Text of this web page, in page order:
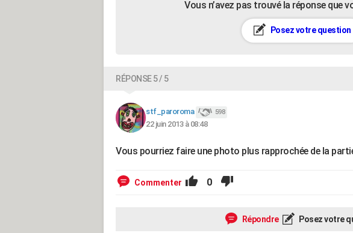
Vous n’avez pas trouvé la réponse que
Posez votre question
RÉPONSE 5 / 5
stf_paroroma 598
22 juin 2013 à 08:48
Vous pourriez faire une photo plus rapprochée de la
Commenter 0
Répondre Posez votre